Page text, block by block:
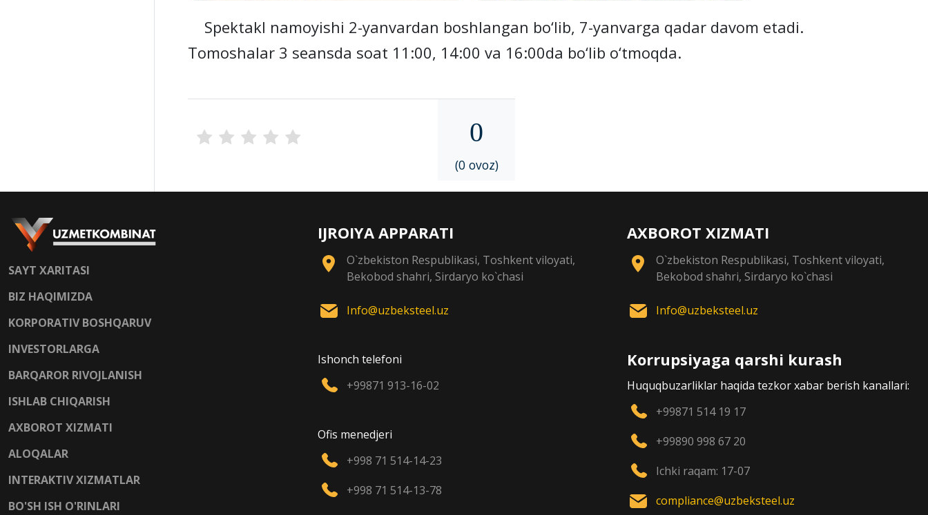
Spektakl namoyishi 2-yanvardan boshlangan bo‘lib, 7-yanvarga qadar davom etadi.
Tomoshalar 3 seansda soat 11:00, 14:00 va 16:00da bo‘lib o‘tmoqda.
0
(0 ovoz)
SAYT XARITASI
BIZ HAQIMIZDA
KORPORATIV BOSHQARUV
INVESTORLARGA
BARQAROR RIVOJLANISH
ISHLAB CHIQARISH
AXBOROT XIZMATI
ALOQALAR
INTERAKTIV XIZMATLAR
BO'SH ISH O'RINLARI
IJROIYA APPARATI
O`zbekiston Respublikasi, Toshkent viloyati,
Bekobod shahri, Sirdaryo ko`chasi
Info@uzbeksteel.uz
Ishonch telefoni
+99871 913-16-02
Ofis menedjeri
+998 71 514-14-23
+998 71 514-13-78
AXBOROT XIZMATI
O`zbekiston Respublikasi, Toshkent viloyati,
Bekobod shahri, Sirdaryo ko`chasi
Info@uzbeksteel.uz
Korrupsiyaga qarshi kurash
Huquqbuzarliklar haqida tezkor xabar berish kanallari:
+99871 514 19 17
+99890 998 67 20
Ichki raqam: 17-07
compliance@uzbeksteel.uz